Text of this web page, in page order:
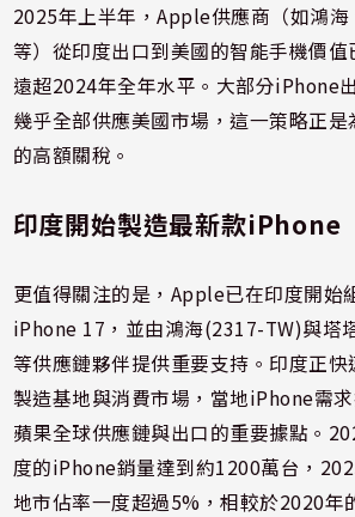
2025年上半年，Apple供應商（如鴻
等）從印度出口到美國的智能手機價值
遠超2024年全年水平。 大部分iPhone
幾乎全部供應美國市場 ，這一策略正
的高額關稅。
印度開始製造最新款iPhone
更值得關注的是，Apple已在印度開始
iPhone 17，並由鴻海(2317-TW)與塔
等供應鏈夥伴提供重要支持。印度正
製造基地與消費市場，當地iPhone需
蘋果全球供應鏈與出口的重要據點。
度的iPhone銷量達到約1200萬台，
地市佔率一度超過5% ，相較於2020